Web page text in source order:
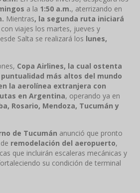
a la 1:50 a.m., aterrizando en
Mientras, la segunda ruta iniciará
con viajes los martes, jueves y
Salta se realizará los lunes,
Copa Airlines, la cual ostenta
más altos del mundo
la aerolínea extranjera con
en Argentina, operando ya en
Rosario, Mendoza, Tucumán y
de Tucumán anunció que pronto
remodelación del aeropuerto,
que incluirán escaleras mecánicas y
su condición de terminal